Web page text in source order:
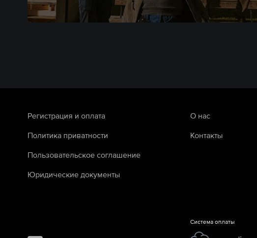
Регистрация и оплата
Политика приватности
Пользовательское соглашение
Юридические документы
О нас
Контакты
Система оплаты